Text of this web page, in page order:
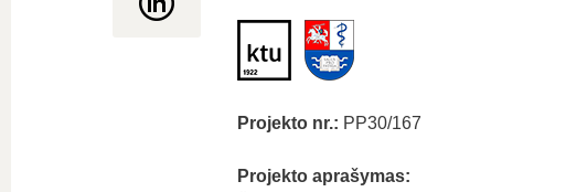
Projekto nr.: PP30/167
Projekto aprašymas: